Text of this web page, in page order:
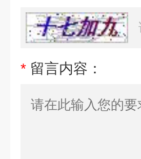
* 留言内容：